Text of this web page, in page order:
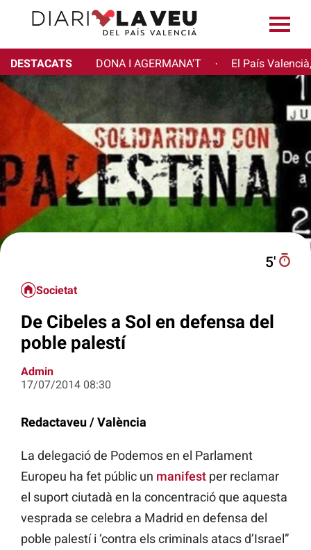
DESTACATS DONA I AGERMANA'T · El País
5′
Societat
De Cibeles a Sol en defensa del
poble palestí
Admin
17/07/2014 08:30
Redactaveu / València
La delegació de Podemos en el Parlament
Europeu ha fet públic un manifest per reclamar
el suport ciutadà en la concentració que aquesta
vesprada se celebra a Madrid en defensa del
poble palestí i ‘contra els criminals atacs d’Israel”